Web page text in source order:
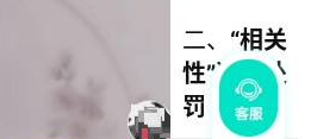
二、 “相关
性”违规处
罚